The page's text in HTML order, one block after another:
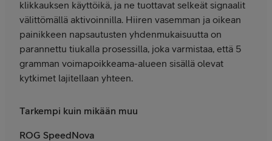
klikkauksen käyttöikä, ja ne tuottavat selkeät signaalit
välittömällä aktivoinnilla. Hiiren vasemman ja oikean
painikkeen napsautusten yhdenmukaisuutta on
parannettu tiukalla prosessilla, joka varmistaa, että 5
gramman voimapoikkeama-alueen sisällä olevat
kytkimet lajitellaan yhteen.
Tarkempi kuin mikään muu
ROG SpeedNova